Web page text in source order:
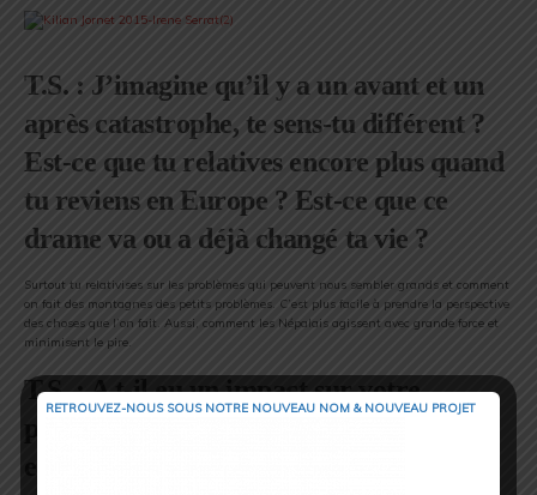
T.S. : J’imagine qu’il y a un avant et un
après catastrophe, te sens-tu différent ?
Est-ce que tu relatives encore plus quand
tu reviens en Europe ? Est-ce que ce
drame va ou a déjà changé ta vie ?
Surtout tu relativises sur les problèmes qui peuvent nous sembler grands et comment
on fait des montagnes des petits problèmes. C’est plus facile à prendre la perspective
des choses que l’on fait. Aussi, comment les Népalais agissent avec grande force et
minimisent le pire.
T.S. : A t-il eu un impact sur votre
RETROUVEZ-NOUS SOUS NOTRE NOUVEAU NOM & NOUVEAU PROJET